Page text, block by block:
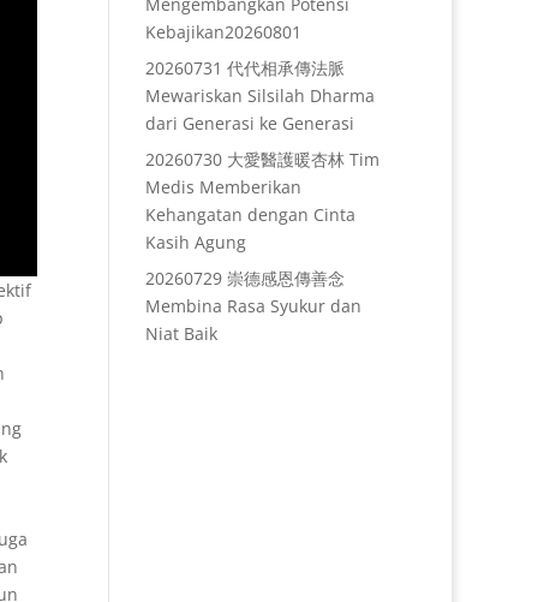
Kebajikan20260801
20260731 代代相承傳法脈
Mewariskan Silsilah Dharma
dari Generasi ke Generasi
20260730 大愛醫護暖杏林 Tim
Medis Memberikan
Kehangatan dengan Cinta
Kasih Agung
20260729 崇德感恩傳善念
Membina Rasa Syukur dan
Niat Baik